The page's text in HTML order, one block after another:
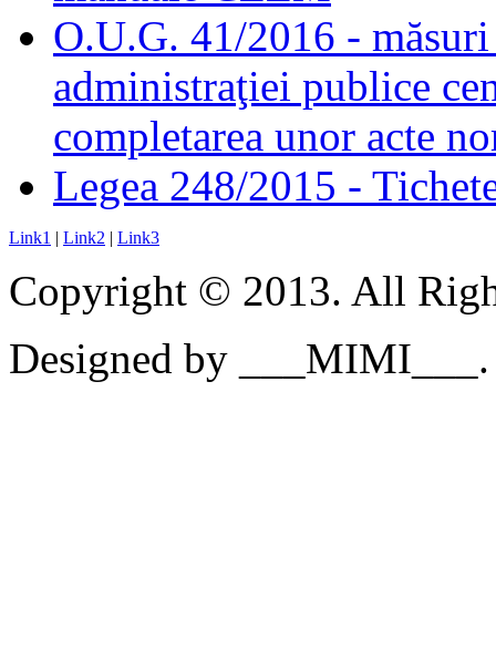
O.U.G. 41/2016 -
administraţiei publice
completarea unor acte
Legea 248/2015 -
Link1 | Link2 | Link3
Copyright © 2013. All
Designed by ___MIMI___.